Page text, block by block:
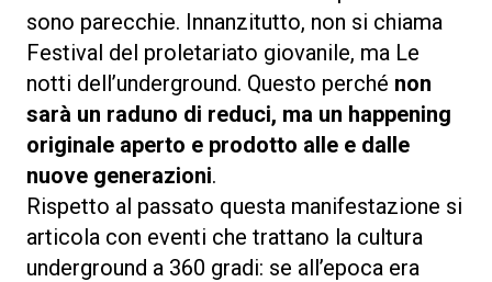
sono parecchie. Innanzitutto, non si chiama
Festival del proletariato giovanile, ma Le
notti dell’underground. Questo perché non
sarà un raduno di reduci, ma un happening
originale aperto e prodotto alle e dalle
nuove generazioni.
Rispetto al passato questa manifestazione si
articola con eventi che trattano la cultura
underground a 360 gradi: se all’epoca era